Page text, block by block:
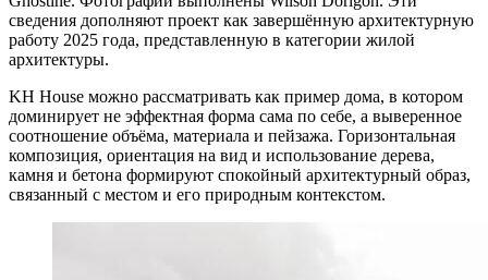
сведения дополняют проект как завершённую архитектурную
работу 2025 года, представленную в категории жилой
архитектуры.
KH House можно рассматривать как пример дома, в котором
доминирует не эффектная форма сама по себе, а выверенное
соотношение объёма, материала и пейзажа. Горизонтальная
композиция, ориентация на вид и использование дерева,
камня и бетона формируют спокойный архитектурный образ,
связанный с местом и его природным контекстом.